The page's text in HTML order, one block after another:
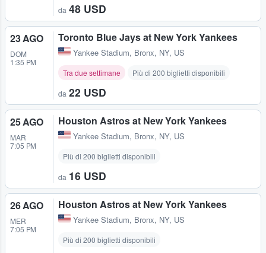
da 48 USD
23 AGO
DOM
1:35 PM
Toronto Blue Jays at New York Yankees
Yankee Stadium, Bronx, NY, US
Tra due settimane Più di 200 biglietti disponibili
da 22 USD
25 AGO
MAR
7:05 PM
Houston Astros at New York Yankees
Yankee Stadium, Bronx, NY, US
Più di 200 biglietti disponibili
da 16 USD
26 AGO
MER
7:05 PM
Houston Astros at New York Yankees
Yankee Stadium, Bronx, NY, US
Più di 200 biglietti disponibili